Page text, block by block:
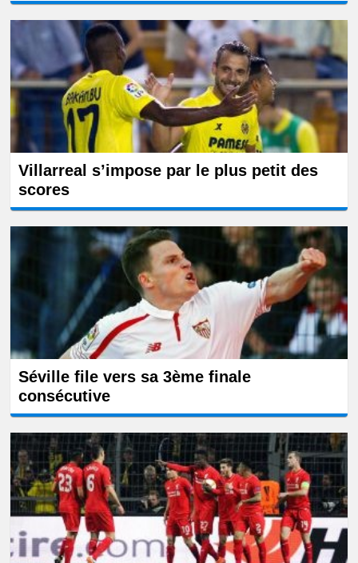
Villarreal s’impose par le plus petit des
scores
Séville file vers sa 3ème finale
consécutive